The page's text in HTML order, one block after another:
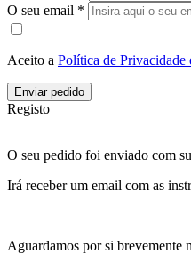
O seu email *
Aceito a Política de Privacidade
Enviar pedido
Registo
O seu pedido foi enviado com
Irá receber um email com as
Aguardamos por si brevemente